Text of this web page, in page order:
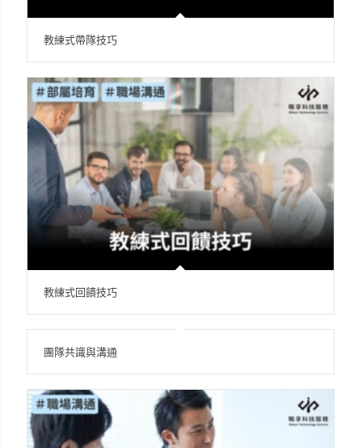
教練式帶隊技巧
教練式回饋技巧
團隊共識與溝通